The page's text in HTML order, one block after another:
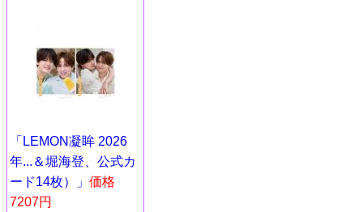
「LEMON凝眸 2026
年...＆堀海登、公式カ
ード14枚）」 価格
7207円